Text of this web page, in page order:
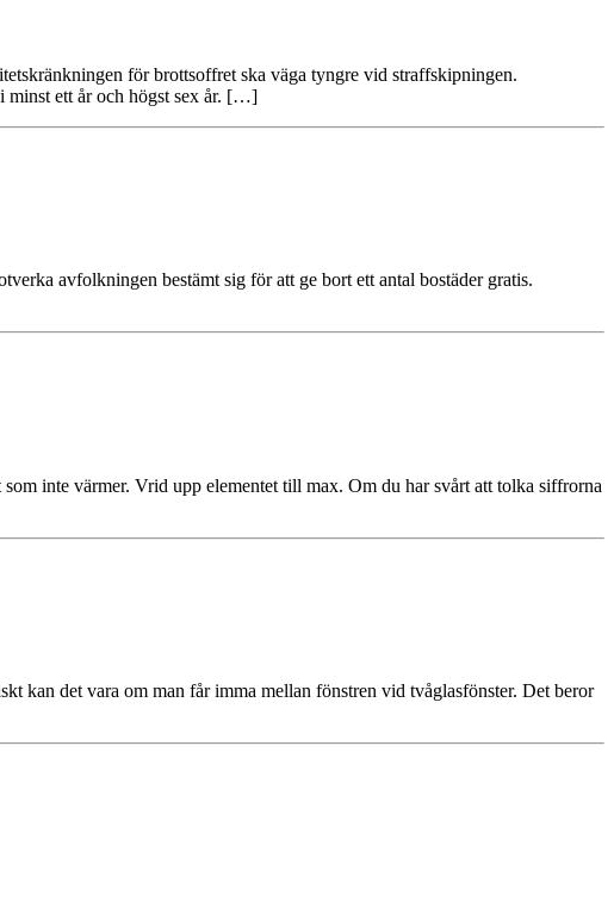
för brottsoffret ska väga tyngre vid straffskipningen.
minst ett år och högst sex år. […]
avfolkningen bestämt sig för att ge bort ett antal bostäder gratis.
inte värmer. Vrid upp elementet till max. Om du har svårt att tolka siffrorna
kan det vara om man får imma mellan fönstren vid tvåglasfönster. Det beror